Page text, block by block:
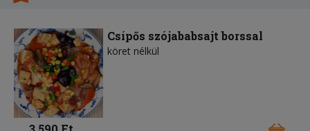
Csípős szójababsajt borssal
köret nélkül